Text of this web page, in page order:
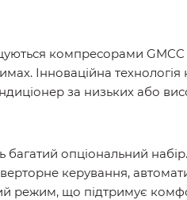
компресорами GMCC
Інноваційна
за низьких або
опціональний
керування,
режим, що підтримує